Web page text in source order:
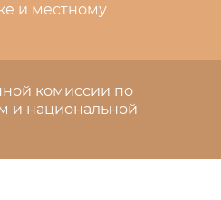
и местному
комиссии по
и национальной